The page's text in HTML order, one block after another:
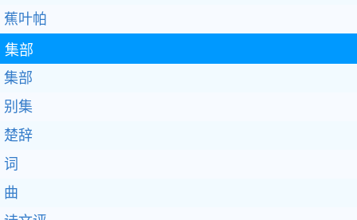
蕉叶帕
集部
集部
别集
楚辞
词
曲